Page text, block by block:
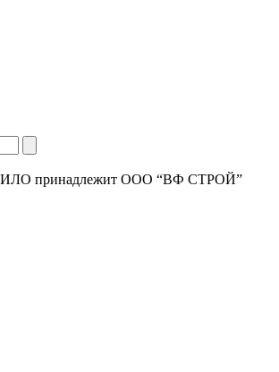
принадлежит ООО “ВФ СТРОЙ”